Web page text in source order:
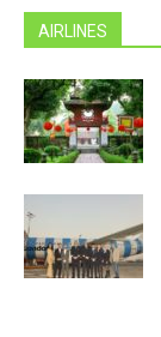
AIRLINES